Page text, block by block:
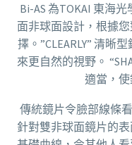
Bi-AS 為TOKAI 東海
面非球面設計，根據
擇。”CLEARLY” 清晰
來更自然的視野。
適當，
傳統鏡片令臉部線條
針對雙非球面鏡片的